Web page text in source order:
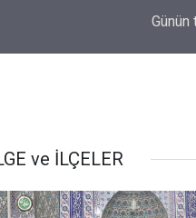
Vatandaşlar
Günün
ve İLÇELER